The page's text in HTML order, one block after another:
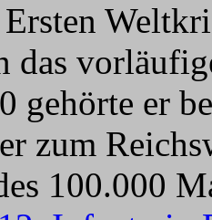
das
gehörte er
zum
100.000